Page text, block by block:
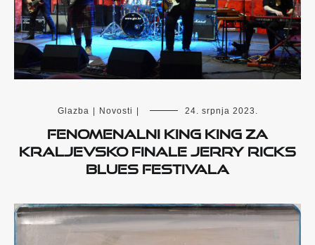
Glazba | Novosti | 24. srpnja 2023.
Fenomenalni King King za
kraljevsko finale Jerry Ricks
Blues Festivala